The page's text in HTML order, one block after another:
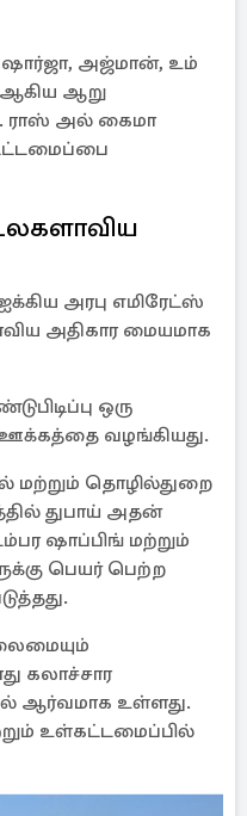
ஷார்ஜா, அஜ்மான், உம்
ஆறு
ராஸ் அல் கைமா
அரபு எமிரேட்ஸ்
அதிகார மையமாக
ஒரு
ஊக்கத்தை வழங்கியது.
மற்றும் தொழில்துறை
துபாய் அதன்
ஷாப்பிங் மற்றும்
பெயர் பெற்ற
கலாச்சார
ஆர்வமாக உள்ளது.
உள்கட்டமைப்பில்